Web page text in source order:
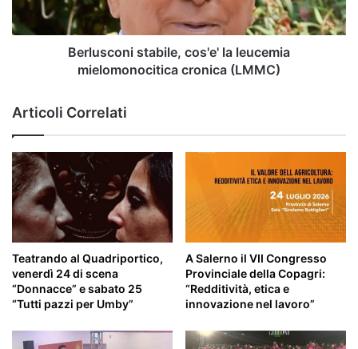
(LMMC)
Berlusconi stabile, cos'e' la leucemia
mielomonocitica cronica (LMMC)
Articoli Correlati
Teatrando al Quadriportico,
venerdì 24 di scena
“Donnacce” e sabato 25
“Tutti pazzi per Umby”
A Salerno il VII Congresso
Provinciale della Copagri:
“Redditività, etica e
innovazione nel lavoro”